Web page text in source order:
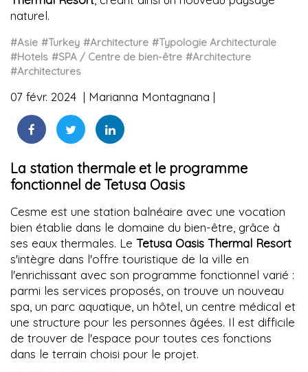
naturel.
#Asie #Turkey #Architecture #Typologie Architecturale
#Hotels #SPA / Centre de bien-être #Architecture
#Architectures
07 févr. 2024 Marianna Montagnana
La station thermale et le programme
fonctionnel de Tetusa Oasis
Cesme est une station balnéaire avec une vocation
bien établie dans le domaine du bien-être, grâce à
ses eaux thermales. Le Tetusa Oasis Thermal Resort
s'intègre dans l'offre touristique de la ville en
l'enrichissant avec son programme fonctionnel varié :
parmi les services proposés, on trouve un nouveau
spa, un parc aquatique, un hôtel, un centre médical et
une structure pour les personnes âgées. Il est difficile
de trouver de l'espace pour toutes ces fonctions
dans le terrain choisi pour le projet.